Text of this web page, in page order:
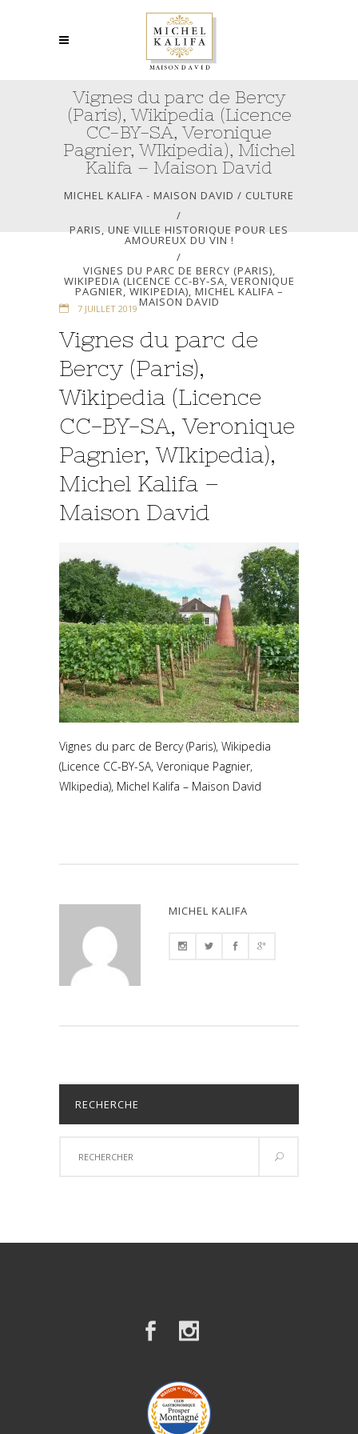
Vignes du parc de Bercy
(Paris), Wikipedia (Licence
CC-BY-SA, Veronique
Pagnier, WIkipedia), Michel
Kalifa – Maison David
MICHEL KALIFA - MAISON DAVID / CULTURE
/
PARIS, UNE VILLE HISTORIQUE POUR LES
AMOUREUX DU VIN !
/
VIGNES DU PARC DE BERCY (PARIS),
WIKIPEDIA (LICENCE CC-BY-SA, VERONIQUE
PAGNIER, WIKIPEDIA), MICHEL KALIFA –
MAISON DAVID
7 JUILLET 2019
Vignes du parc de
Bercy (Paris),
Wikipedia (Licence
CC-BY-SA, Veronique
Pagnier, WIkipedia),
Michel Kalifa –
Maison David
Vignes du parc de Bercy (Paris), Wikipedia
(Licence CC-BY-SA, Veronique Pagnier,
WIkipedia), Michel Kalifa – Maison David
MICHEL KALIFA
RECHERCHE